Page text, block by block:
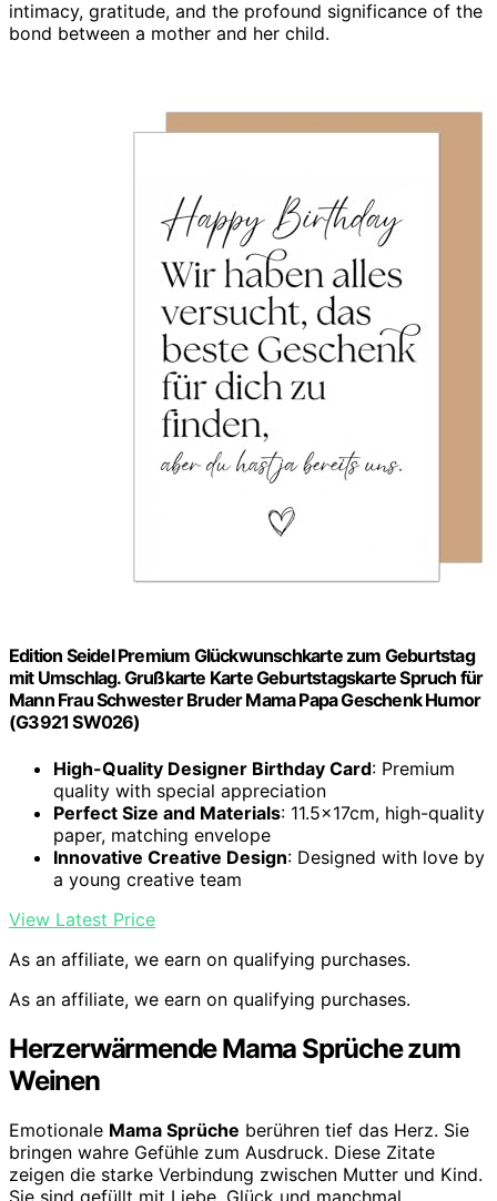
Edition Seidel Premium Glückwunschkarte zum Geburtstag
mit Umschlag. Grußkarte Karte Geburtstagskarte Spruch für
Mann Frau Schwester Bruder Mama Papa Geschenk Humor
(G3921 SW026)
High-Quality Designer Birthday Card: Premium
quality with special appreciation
Perfect Size and Materials: 11.5x17cm, high-quality
paper, matching envelope
Innovative Creative Design: Designed with love by
a young creative team
View Latest Price
As an affiliate, we earn on qualifying purchases.
As an affiliate, we earn on qualifying purchases.
Herzerwärmende Mama Sprüche zum
Weinen
Emotionale Mama Sprüche berühren tief das Herz. Sie
bringen wahre Gefühle zum Ausdruck. Diese Zitate
zeigen die starke Verbindung zwischen Mutter und Kind.
Sie sind gefüllt mit Liebe, Glück und manchmal